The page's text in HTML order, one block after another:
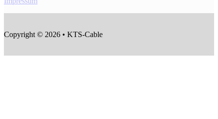
Copyright © 2026 • KTS-Cable